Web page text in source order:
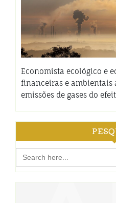
Economista ecológico e
financeiras e ambientais
emissões de gases do
Search
for: